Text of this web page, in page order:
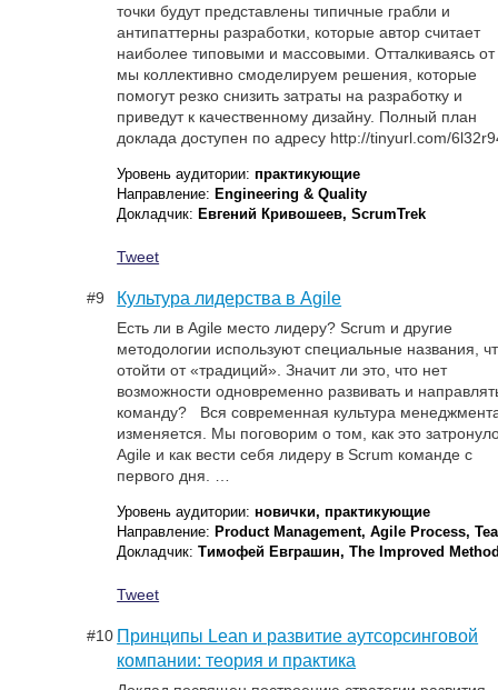
точки будут представлены типичные грабли и
антипаттерны разработки, которые автор считает
наиболее типовыми и массовыми. Отталкиваясь от
мы коллективно смоделируем решения, которые
помогут резко снизить затраты на разработку и
приведут к качественному дизайну. Полный план
доклада доступен по адресу http://tinyurl.com/
Уровень аудитории:практикующие
Направление: Engineering & Quality
Докладчик: Евгений Кривошеев, ScrumTrek
Tweet
#9 Культура лидерства в Agile
Есть ли в Agile место лидеру? Scrum и другие
методологии используют специальные названия,
отойти от «традиций». Значит ли это, что нет
возможности одновременно развивать и
команду? Вся современная культура
изменяется. Мы поговорим о том, как это
Agile и как вести себя лидеру в Scrum команде с
первого дня. …
Уровень аудитории:новички, практикующие
Направление: Product Management, Agile Process,
Докладчик:Тимофей Евграшин, The Improved
Tweet
#10 Принципы Lean и развитие аутсорсинговой
компании: теория и практика